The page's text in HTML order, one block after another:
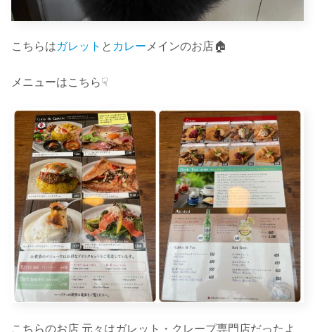
こちらはガレット と カレー メインのお店🏠
メニューはこちら☟
こちらのお店 元々はガレット・クレープ専門店だったよ